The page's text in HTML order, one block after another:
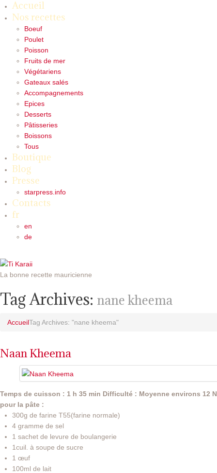
Accueil
Nos recettes
Boeuf
Poulet
Poisson
Fruits de mer
Végétariens
Gateaux salés
Accompagnements
Epices
Desserts
Pâtisseries
Boissons
Tous
Boutique
Blog
Presse
starpress.info
Contacts
fr
en
de
La bonne recette mauricienne
Tag Archives: nane kheema
AccueilTag Archives: "nane kheema"
Naan Kheema
Temps de cuisson : 1 h 35 min Difficulté : Moyenne environs 12
pour la pâte :
300g de farine T55(farine normale)
4 gramme de sel
1 sachet de levure de boulangerie
1cuil. à soupe de sucre
1 œuf
100ml de lait